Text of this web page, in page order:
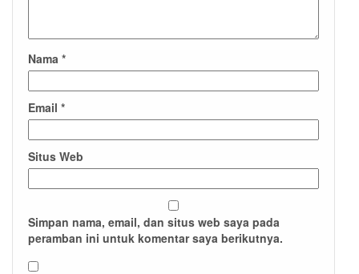
Nama *
Email *
Situs Web
Simpan nama, email, dan situs web saya pada
peramban ini untuk komentar saya berikutnya.